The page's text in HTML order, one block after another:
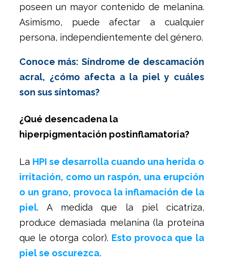
poseen un mayor contenido de melanina.
Asimismo, puede afectar a cualquier
persona, independientemente del género.
Conoce más: Síndrome de descamación
acral, ¿cómo afecta a la piel y cuáles
son sus síntomas?
¿Qué desencadena la
hiperpigmentación postinflamatoria?
La HPI se desarrolla cuando una herida o
irritación, como un raspón, una erupción
o un grano, provoca la inflamación de la
piel. A medida que la piel cicatriza,
produce demasiada melanina (la proteína
que le otorga color). Esto provoca que la
piel se oscurezca.